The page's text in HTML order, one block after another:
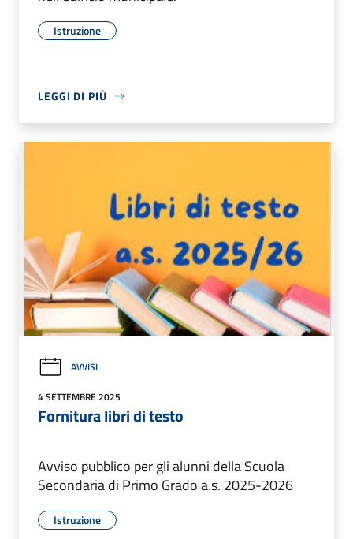
Istruzione
LEGGI DI PIÙ
AVVISI
4 SETTEMBRE 2025
Fornitura libri di testo
Avviso pubblico per gli alunni della Scuola
Secondaria di Primo Grado a.s. 2025-2026
Istruzione